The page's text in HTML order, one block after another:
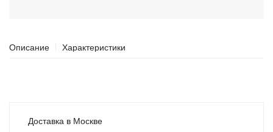
Описание Характеристики
Доставка в Москве